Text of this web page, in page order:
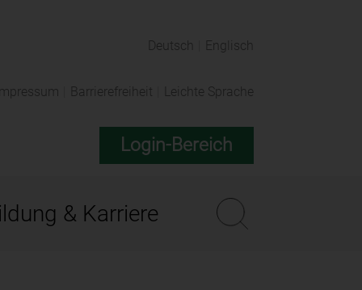
Deutsch Englisch
Impressum Barrierefreiheit Leichte Sprache
Login-Bereich
& Karriere